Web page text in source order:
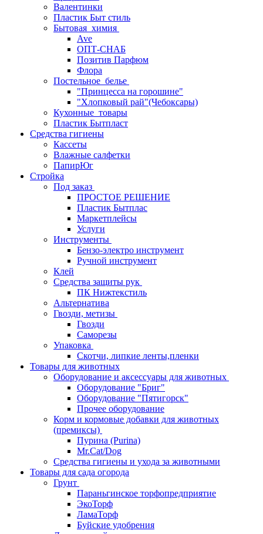
Валентинки
Пластик Быт стиль
Бытовая_химия
Ave
ОПТ-СНАБ
Позитив Парфюм
Флора
Постельное_белье
"Принцесса на горошине"
"Хлопковый рай"(Чебоксары)
Кухонные_товары
Пластик Бытпласт
Средства гигиены
Кассеты
Влажные салфетки
ПапирЮг
Стройка
Под заказ
ПРОСТОЕ РЕШЕНИЕ
Пластик Бытплас
Маркетплейсы
Услуги
Инструменты
Бензо-электро инструмент
Ручной инструмент
Клей
Средства защиты рук
ПК Нижтекстиль
Альтернатива
Гвозди, метизы
Гвозди
Саморезы
Упаковка
Скотчи, липкие ленты,пленки
Товары для животных
Оборудование и аксессуары для животных
Оборудование "Бриг"
Оборудование "Пятигорск"
Прочее оборудование
Корм и кормовые добавки для животных
(премиксы)
Пурина (Purina)
Mr.Cat/Dog
Средства гигиены и ухода за животными
Товары для сада огорода
Грунт
Параньгинское торфопредприятие
ЭкоТорф
ЛамаТорф
Буйские удобрения